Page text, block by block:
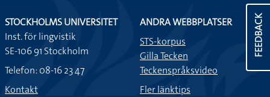
FEEDBACK
STOCKHOLMS UNIVERSITET
Inst. för lingvistik
SE-106 91 Stockholm
Telefon: 08-16 23 47
Kontakt
ANDRA WEBBPLATSER
STS-korpus
Gilla Tecken
Teckenspråksvideo
Fler länktips